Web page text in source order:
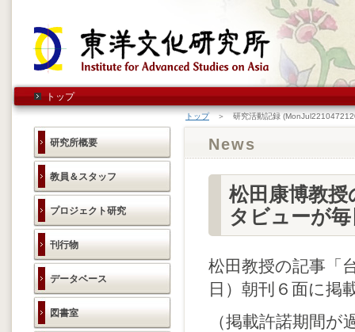
トップ
研究所概要
教員＆スタッフ
プロジェクト研究
刊行物
データベース
図書室
トップ＞ 研究活動記録
News
松田康博教
タビューが
松田教授の記事「
日）朝刊６面に掲
（掲載許諾期間